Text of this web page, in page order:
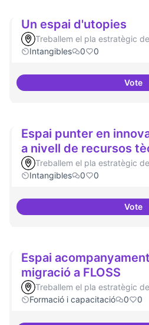
Un espai d'utopies
Treballem el pla estratègic
Intangibles
0 0
Vote
Un
Espai punter en
a nivell de recursos
Treballem el pla estratègic
Intangibles
0 0
Vote
Espai
migració a FLOSS
Treballem el pla estratègic
Formació i capacitació
0 0